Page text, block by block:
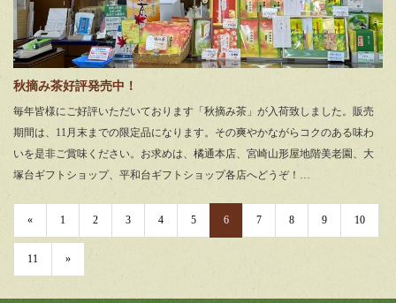
秋摘み茶好評発売中！
毎年皆様にご好評いただいております「秋摘み茶」が入荷致しました。販売
期間は、11月末までの限定品になります。その爽やかながらコクのある味わ
いを是非ご賞味ください。お求めは、橘通本店、宮崎山形屋地階美老園、大
塚台ギフトショップ、平和台ギフトショップ各店へどうぞ！…
« 1 2 3 4 5 6 7 8 9 10
11 »